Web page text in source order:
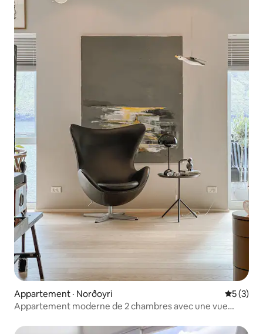
Appartement · Norðoyri Note
5 (3)
Appartement moderne de 2 chambres avec une vue